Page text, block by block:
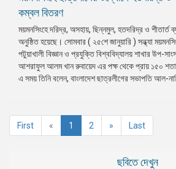
কম্বল বিতরণ
ময়মনসিংহে দরিদ্র, অসহায়, ছিন্নমুল, হতদরিদ্র ও শীতার্ত
অনুষ্ঠিত হয়েছে। সোমবার ( ২৫শে জানুয়ারি ) সন্ধ্যা
পটুয়াখালী বিজ্ঞান ও প্রযুক্তি বিশ্ববিদ্যালয় শাখার উপ-
আশরাফুল আলম খান রুবায়েদ এর পক্ষ থেকে প্রায় ১৫০
এ সময় তিনি বলেন, বাংলাদেশ ছাত্রলীগের সভাপতি আল-
First « 1 (current)
2 » Last
ছবিতে দেখুন